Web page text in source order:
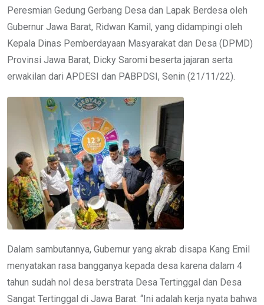
Peresmian Gedung Gerbang Desa dan Lapak Berdesa oleh
Gubernur Jawa Barat, Ridwan Kamil, yang didampingi oleh
Kepala Dinas Pemberdayaan Masyarakat dan Desa (DPMD)
Provinsi Jawa Barat, Dicky Saromi beserta jajaran serta
erwakilan dari APDESI dan PABPDSI, Senin (21/11/22).
Dalam sambutannya, Gubernur yang akrab disapa Kang Emil
menyatakan rasa bangganya kepada desa karena dalam 4
tahun sudah nol desa berstrata Desa Tertinggal dan Desa
Sangat Tertinggal di Jawa Barat. “Ini adalah kerja nyata bahwa